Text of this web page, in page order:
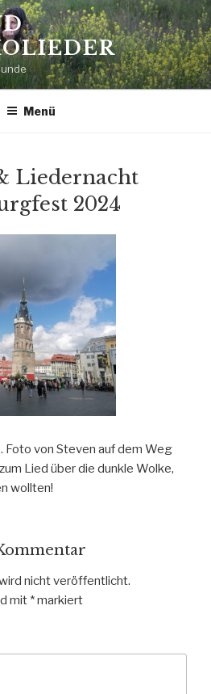
Menü
Liedernacht
2024
Foto von Steven auf dem Weg
Lied über die dunkle Wolke,
wollten!
nicht veröffentlicht.
mit *markiert